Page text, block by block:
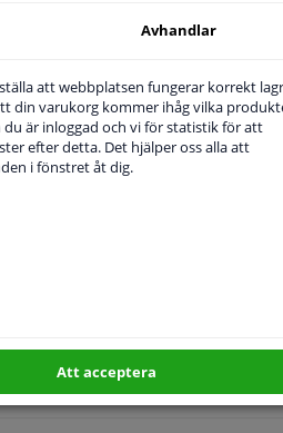
LEVERANSTID
Avhandlar
att webbplatsen fungerar korrekt
din varukorg kommer ihåg vilka
är inloggad och vi för statistik för att
efter detta. Det hjälper oss alla att
i fönstret åt dig.
Att acceptera